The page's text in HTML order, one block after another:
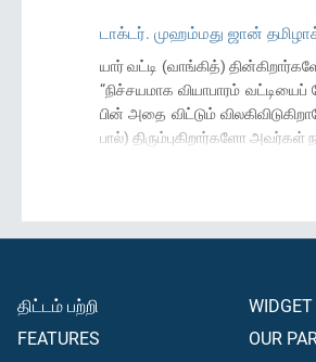
டாக்டர். முஹம்மது ஜான்
யார் வட்டி (வாங்கித்)
“நிச்சயமாக வியாபாரம்
பின் அதை விட்டும்
பால்) திரும்புகிறார்களோ
திட்டம் பற்றி
FEATURES
OUR